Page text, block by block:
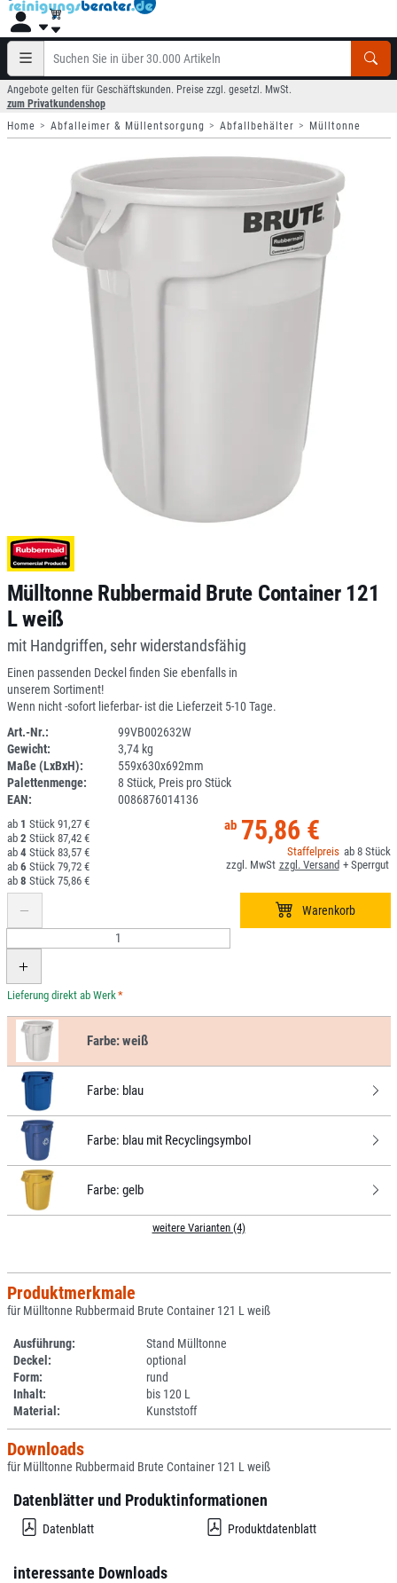
Angebote gelten für Geschäftskunden. Preise zzgl. gesetzl. MwSt.
zum Privatkundenshop
Home
Abfalleimer & Müllentsorgung Abfallbehälter Mülltonne
Mülltonne Rubbermaid Brute Container 121
L weiß
mit Handgriffen, sehr widerstandsfähig
Einen passenden Deckel finden Sie ebenfalls in
unserem Sortiment!
Wenn nicht -sofort lieferbar- ist die Lieferzeit 5-10 Tage.
Art.-Nr.:
99VB002632W
Gewicht:
3,74 kg
Maße (LxBxH):
559x630x692mm
Palettenmenge:
8 Stück, Preis pro Stück
EAN:
0086876014136
75,86 €
8
1
91,27 €
2
87,42 €
4
83,57 €
6
79,72 €
8
75,86 €
*
Farbe:weiß
Farbe: blau
Farbe: blau mit Recyclingsymbol
Farbe: gelb
weitere Varianten (4)
Produktmerkmale
für Mülltonne Rubbermaid Brute Container 121 L weiß
Ausführung:
Stand Mülltonne
Deckel:
optional
Form:
rund
Inhalt:
bis 120 L
Material:
Kunststoff
Downloads
für Mülltonne Rubbermaid Brute Container 121 L weiß
Datenblätter und Produktinformationen
Datenblatt Produktdatenblatt
interessante Downloads